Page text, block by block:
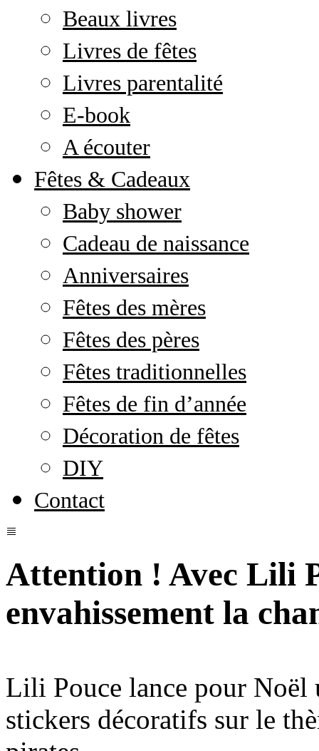
Beaux livres
Livres de fêtes
Livres parentalité
E-book
A écouter
Fêtes & Cadeaux
Baby shower
Cadeau de naissance
Anniversaires
Fêtes des mères
Fêtes des pères
Fêtes traditionnelles
Fêtes de fin d’année
Décoration de fêtes
DIY
Contact
Attention ! Avec Lili
envahissement la
Lili Pouce lance pour
stickers décoratifs sur le